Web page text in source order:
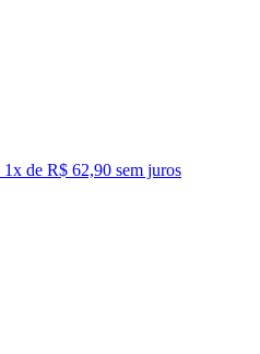
1x de R$ 62,90 sem juros